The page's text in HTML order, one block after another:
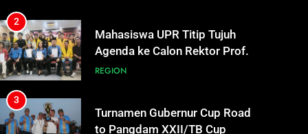
3
Turnamen Gubernur Cup Road
to Pangdam XXII/TB Cup
2026 Jadi Wadah Kembangkan
SPORTS
4
Warga Geger, Seorang IRT
Nekat Naik Tower TVRI Hendak